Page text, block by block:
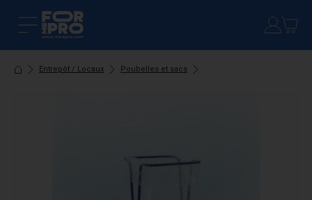
Entrepôt / Locaux Poubelles et sacs